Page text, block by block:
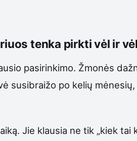
tenka pirkti vėl ir vėl
pasirinkimo. Žmonės
susibraižo po kelių
Jie klausia ne tik „kiek tai